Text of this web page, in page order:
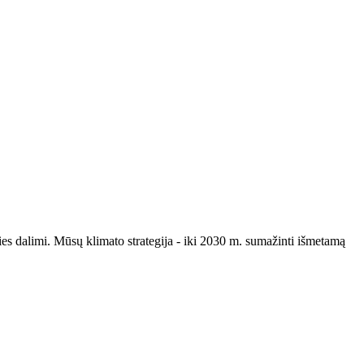
dalimi. Mūsų klimato strategija - iki 2030 m. sumažinti išmetamą